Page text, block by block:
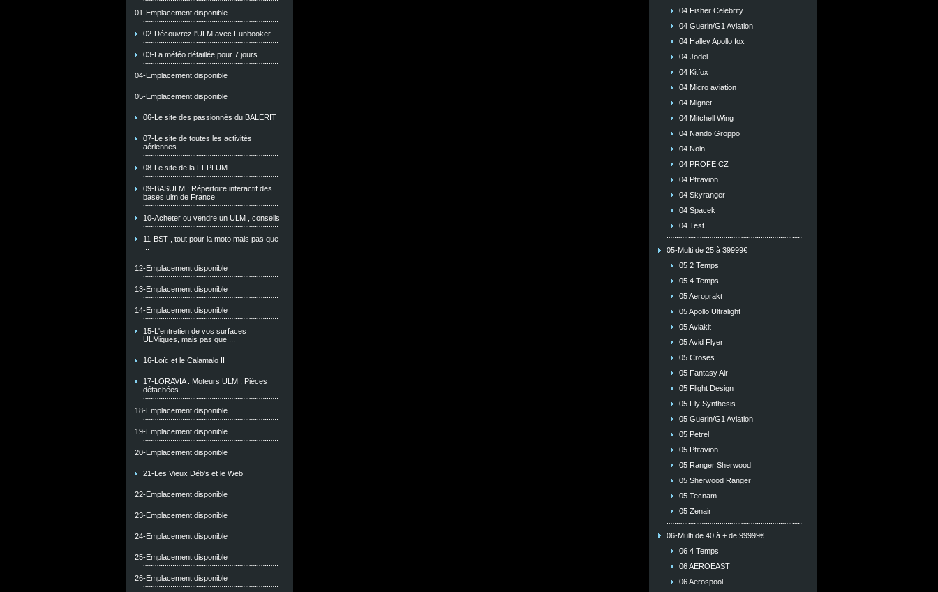
01-Emplacement disponible
02-Découvrez l'ULM avec Funbooker
03-La météo détaillée pour 7 jours
04-Emplacement disponible
05-Emplacement disponible
06-Le site des passionnés du BALERIT
07-Le site de toutes les activités
aériennes
08-Le site de la FFPLUM
09-BASULM : Répertoire interactif des
bases ulm de France
10-Acheter ou vendre un ULM , conseils
11-BST , tout pour la moto mais pas que
12-Emplacement disponible
13-Emplacement disponible
14-Emplacement disponible
15-L'entretien de vos surfaces
ULMiques, mais pas que ...
16-Loïc et le Calamalo II
17-LORAVIA : Moteurs ULM , Piéces
détachées
18-Emplacement disponible
19-Emplacement disponible
20-Emplacement disponible
21-Les Vieux Déb's et le Web
22-Emplacement disponible
23-Emplacement disponible
24-Emplacement disponible
25-Emplacement disponible
26-Emplacement disponible
04 Fisher Celebrity
04 Guerin/G1 Aviation
04 Halley Apollo fox
04 Jodel
04 Kitfox
04 Micro aviation
04 Mignet
04 Mitchell Wing
04 Nando Groppo
04 Noin
04 PROFE CZ
04 Ptitavion
04 Skyranger
04 Spacek
04 Test
05-Multi de 25 à 39999€
05 2 Temps
05 4 Temps
05 Aeroprakt
05 Apollo Ultralight
05 Aviakit
05 Avid Flyer
05 Croses
05 Fantasy Air
05 Flight Design
05 Fly Synthesis
05 Guerin/G1 Aviation
05 Petrel
05 Ptitavion
05 Ranger Sherwood
05 Sherwood Ranger
05 Tecnam
05 Zenair
06-Multi de 40 à + de 99999€
06 4 Temps
06 AEROEAST
06 Aerospool